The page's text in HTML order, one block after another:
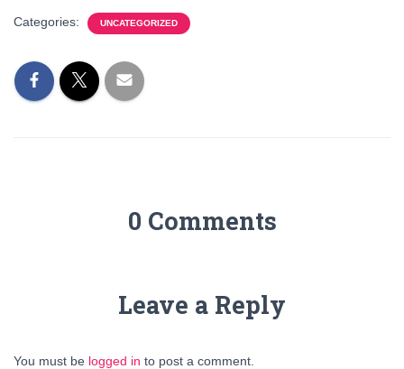
Categories: UNCATEGORIZED
0 Comments
Leave a Reply
You must be logged in to post a comment.